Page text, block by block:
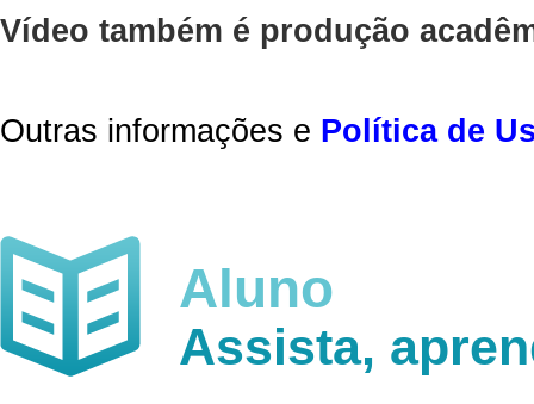
Vídeo também é produção
Outras informações e Política de
Aluno
Assista,